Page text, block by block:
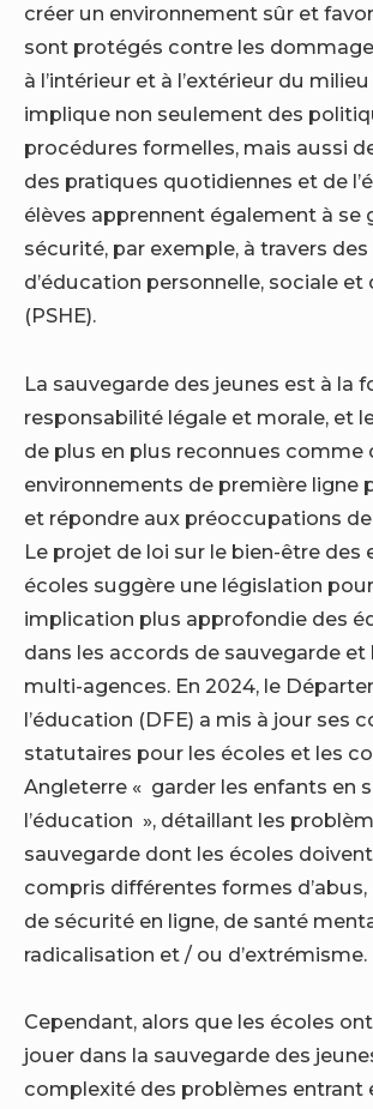
créer un environnement sûr et
sont protégés contre les
à l’intérieur et à l’extérieur du
implique non seulement des
procédures formelles, mais aussi
des pratiques quotidiennes et de
élèves apprennent également à se
sécurité, par exemple, à travers
d’éducation personnelle, sociale et
(PSHE).
La sauvegarde des jeunes est à la
responsabilité légale et morale, et
de plus en plus reconnues comme
environnements de première ligne
et répondre aux préoccupations
Le projet de loi sur le bien-être des
écoles suggère une législation
implication plus approfondie des
dans les accords de sauvegarde et
multi-agences. En 2024, le
l’éducation (DFE) a mis à jour ses
statutaires pour les écoles et les
Angleterre « garder les enfants en
l’éducation », détaillant les
sauvegarde dont les écoles
compris différentes formes d’abus,
de sécurité en ligne, de santé
radicalisation et / ou d’extrémisme.
Cependant, alors que les écoles
jouer dans la sauvegarde des
complexité des problèmes entrant